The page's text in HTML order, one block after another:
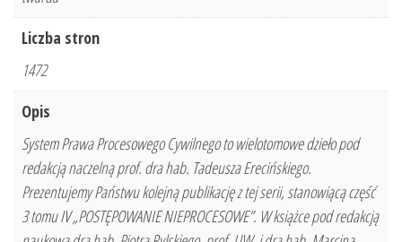
Liczba stron
1472
Opis
System Prawa Procesowego Cywilnego to wielotomowe dzieło pod
redakcją naczelną prof. dra hab. Tadeusza Erecińskiego.
Prezentujemy Państwu kolejną publikację z tej serii, stanowiącą część
3 tomu IV „POSTĘPOWANIE NIEPROCESOWE”. W książce pod redakcją